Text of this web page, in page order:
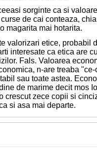
sorginte ca si
de cai conteaza,
magarita mai hotarita.
valorizari etice, probabil
interesate ca etica are
Fals. Valoarea
n-are treaba
sau toate astea.
de marime decit mos
crescut zece copii si
si asa mai departe.